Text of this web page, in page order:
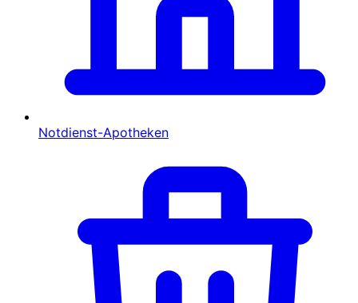
Notdienst-Apotheken